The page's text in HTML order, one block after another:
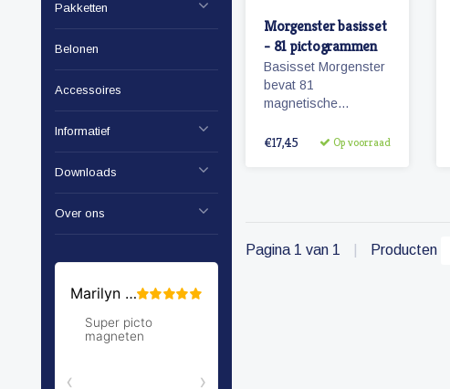
Pakketten
Belonen
Accessoires
Informatief
Downloads
Over ons
Morgenster basisset
- 81 pictogrammen
Basisset Morgenster
bevat 81
magnetische
pictogrammen
€17,45 Op voorraad
Pagina 1 van 1 Producten